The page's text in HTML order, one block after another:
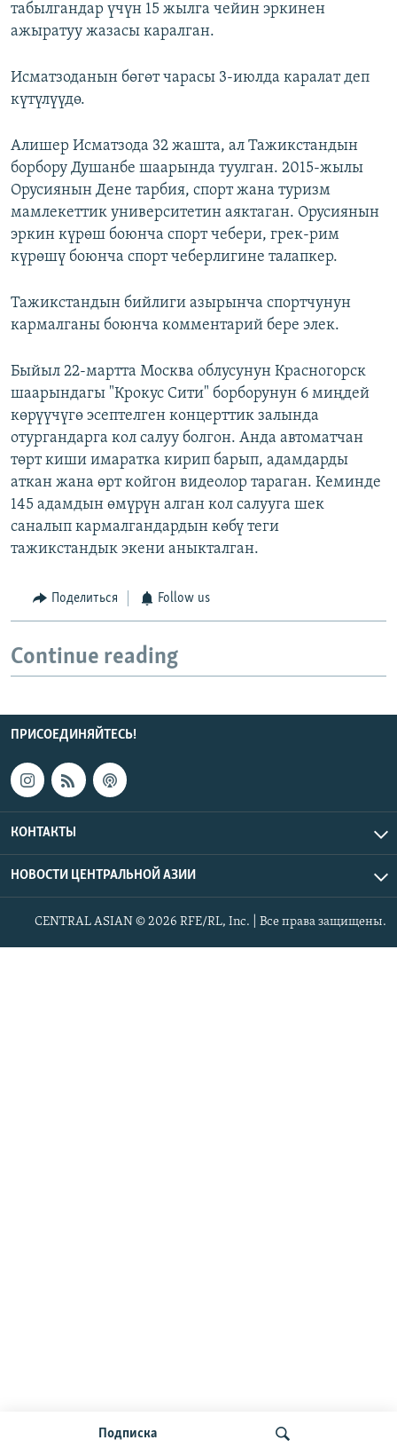
Подписка
табылгандар үчүн 15 жылга чейин эркинен
ажыратуу жазасы каралган.
Исматзоданын бөгөт чарасы 3-июлда каралат деп
күтүлүүдө.
Алишер Исматзода 32 жашта, ал Тажикстандын
борбору Душанбе шаарында туулган. 2015-жылы
Орусиянын Дене тарбия, спорт жана туризм
мамлекеттик университетин аяктаган. Орусиянын
эркин күрөш боюнча спорт чебери, грек-рим
күрөшү боюнча спорт чеберлигине талапкер.
Тажикстандын бийлиги азырынча спортчунун
кармалганы боюнча комментарий бере элек.
Быйыл 22-мартта Москва облусунун Красногорск
шаарындагы "Крокус Сити" борборунун 6 миңдей
көрүүчүгө эсептелген концерттик залында
отургандарга кол салуу болгон. Анда автоматчан
төрт киши имаратка кирип барып, адамдарды
аткан жана өрт койгон видеолор тараган. Кеминде
145 адамдын өмүрүн алган кол салууга шек
саналып кармалгандардын көбү теги
тажикстандык экени аныкталган.
Поделиться Follow us
Continue reading
ПРИСОЕДИНЯЙТЕСЬ!
КОНТАКТЫ
НОВОСТИ ЦЕНТРАЛЬНОЙ АЗИИ
CENTRAL ASIAN © 2026 RFE/RL, Inc. | Все права защищены.